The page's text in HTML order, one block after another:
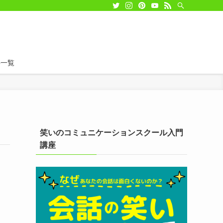
覧
笑いのコミュニケーションスクール入門
講座